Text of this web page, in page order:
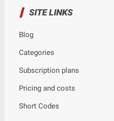
SITE LINKS
Blog
Categories
Subscription plans
Pricing and costs
Short Codes